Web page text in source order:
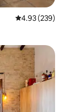
평점 4.93점(5
4.93 (239)